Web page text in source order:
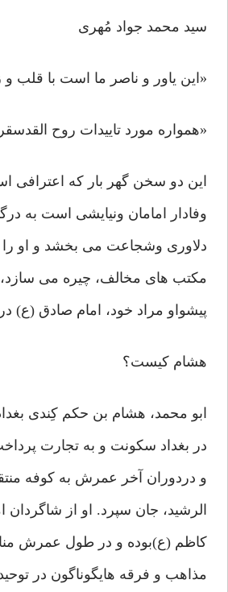
سید محمد جواد مُهری
«این یاور و ناصر ما است با قلب
«همواره مورد تاییدات روح
این دو سخن گهر بار که اعترافی
وفادار امامان ونیایشی است به
دلاوری وشجاعت می بخشد و او را
مکتب های مخالف، چیره می سازد،
پیشواو مراد خود، امام صادق (ع)
هشام کیست؟
ابو محمد، هشام بن حکم کِندی
در بغداد سکونت و به تجارت
و دردوران آخر عمرش به کوفه
الرشید، جان سپرد. او از
کاظم (ع)بوده و در طول عمرش
مذاهب و فرقه هایگوناگون در